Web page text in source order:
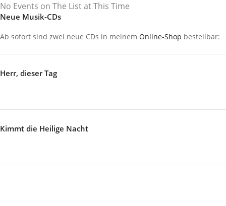
No Events on The List at This Time
Neue Musik-CDs
Ab sofort sind zwei neue CDs in meinem Online-Shop bestellbar:
Herr, dieser Tag
Kimmt die Heilige Nacht